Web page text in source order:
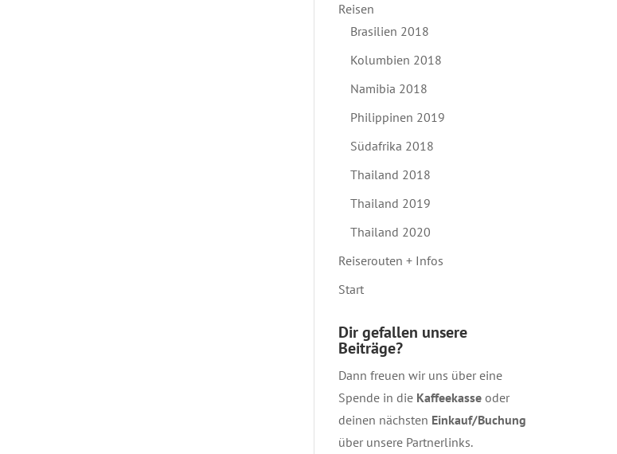
Reisen
Brasilien 2018
Kolumbien 2018
Namibia 2018
Philippinen 2019
Südafrika 2018
Thailand 2018
Thailand 2019
Thailand 2020
Reiserouten + Infos
Start
Dir gefallen unsere
Beiträge?
Dann freuen wir uns über eine
Spende in die Kaffeekasseoder
deinen nächsten Einkauf/Buchung
über unsere Partnerlinks.